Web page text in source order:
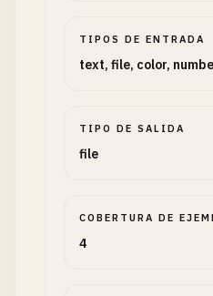
TIPOS DE ENTRADA
text, file, color,
TIPO DE SALIDA
file
COBERTURA DE
4